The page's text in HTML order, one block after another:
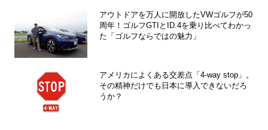
アウトドアを万人に開放したVWゴルフが50
周年！ゴルフGTIとID.4を乗り比べてわかっ
た「ゴルフならではの魅力」
アメリカによくある交差点「4-way stop」。
その精神だけでも日本に導入できないだろ
うか？